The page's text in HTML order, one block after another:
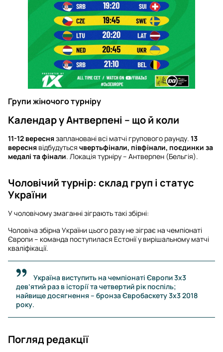
Групи жіночого турніру
Календар у Антверпені – що й коли
11-12 вереснязаплановані всі матчі групового раунду. 13
вересня відбудуться чвертьфінали, півфінали, поєдинки за
медалі та фінали. Локація турніру – Антверпен (Бельгія).
Чоловічий турнір: склад груп і статус
України
У чоловічому змаганні зіграють такі збірні:
Чоловіча збірна України цього разу не зіграє на чемпіонаті
Європи – команда поступилася Естонії у вирішальному матчі
кваліфікації.
Україна виступить на чемпіонаті Європи 3х3
дев’ятий раз в історії та четвертий рік поспіль;
найвище досягнення – бронза Євробаскету 3х3 2018
року.
Погляд редакції